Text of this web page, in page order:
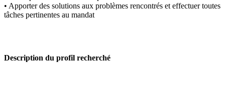
• Apporter des solutions aux problèmes rencontrés et effectuer toutes
tâches pertinentes au mandat
Description du profil recherché